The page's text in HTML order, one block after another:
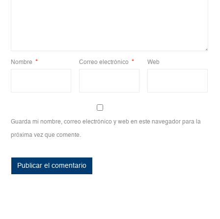
Nombre * Correo electrónico * Web
Guarda mi nombre, correo electrónico y web en este navegador para la
próxima vez que comente.